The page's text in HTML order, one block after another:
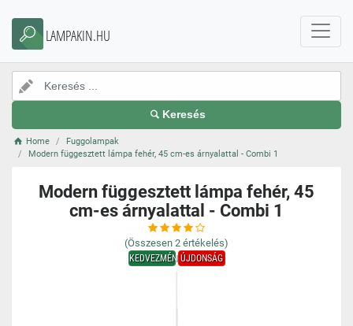
LAMPAKIN.HU
Keresés
Home
Fuggolampak
Modern függesztett lámpa fehér, 45 cm-es árnyalattal - Combi 1
Modern függesztett lámpa fehér, 45
cm-es árnyalattal - Combi 1
(Összesen 2 értékelés)
KEDVEZMÉNYÚJDONSÁG